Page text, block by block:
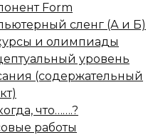
Form
сленг (А и Б)
и олимпиады
уровень
(содержательный
что…….?
работы